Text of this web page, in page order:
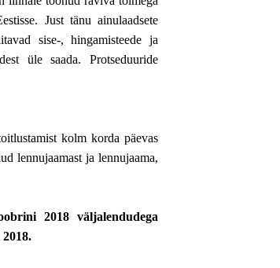
Just tänu ainulaadsete
sise-, hingamisteede ja
üle saada. Protseduuride
kolm korda päevas
lennujaamast ja lennujaama,
2018 väljalendudega